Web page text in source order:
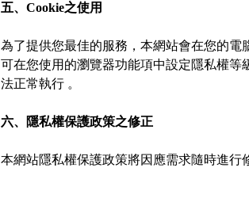
五、Cookie之使用
為了提供您最佳的服務，本網站會在您的電
可在您使用的瀏覽器功能項中設定隱私權等
法正常執行 。
六、隱私權保護政策之修正
本網站隱私權保護政策將因應需求隨時進行